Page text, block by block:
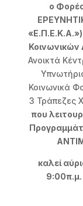
ο
«Ε.Π.Ε.Κ.Α.»)
Ανοικτά
Κοινωνικά
3 Τράπεζες
που
καλεί
9:00π.μ.